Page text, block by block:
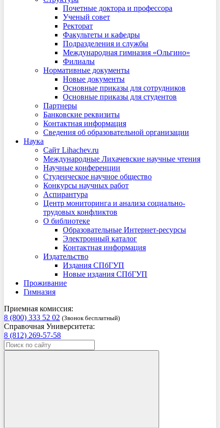
Почетные доктора и профессора
Ученый совет
Ректорат
Факультеты и кафедры
Подразделения и службы
Международная гимназия «Ольгино»
Филиалы
Нормативные документы
Новые документы
Основные приказы для сотрудников
Основные приказы для студентов
Партнеры
Банковские реквизиты
Контактная информация
Сведения об образовательной организации
Наука
Сайт Lihachev.ru
Международные Лихачевские научные чтения
Научные конференции
Студенческое научное общество
Конкурсы научных работ
Аспирантура
Центр мониторинга и анализа социально-
трудовых конфликтов
О библиотеке
Образовательные Интернет-ресурсы
Электронный каталог
Контактная информация
Издательство
Издания СПбГУП
Новые издания СПбГУП
Проживание
Гимназия
Приемная комиссия:
8 (800) 333 52 02 (Звонок бесплатный)
Справочная Университета:
8 (812) 269-57-58